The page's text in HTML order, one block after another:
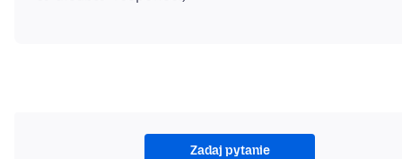
Zadaj pytanie